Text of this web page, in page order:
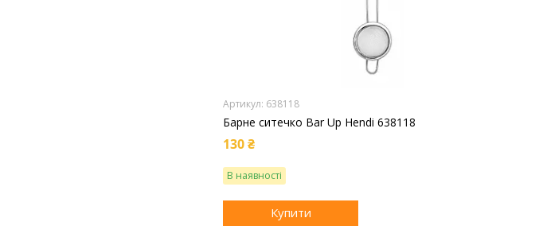
638118
Барне ситечко Bar Up Hendi 638118
130 ₴
В наявності
Купити